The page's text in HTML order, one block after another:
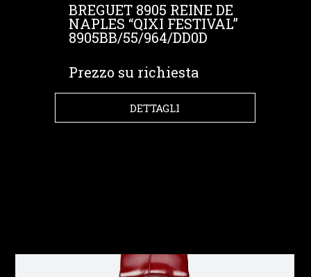
BREGUET 8905 REINE DE
NAPLES “QIXI FESTIVAL”
8905BB/55/964/DD0D
Prezzo su richiesta
DETTAGLI